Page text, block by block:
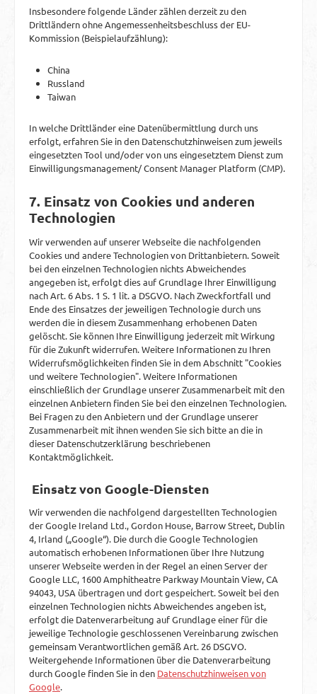
Insbesondere folgende Länder zählen derzeit zu den
Drittländern ohne Angemessenheitsbeschluss der EU-
Kommission (Beispielaufzählung):
China
Russland
Taiwan
In welche Drittländer eine Datenübermittlung durch uns
erfolgt, erfahren Sie in den Datenschutzhinweisen zum jeweils
eingesetzten Tool und/oder von uns eingesetztem Dienst zum
Einwilligungsmanagement/ Consent Manager Platform (CMP).
7. Einsatz von Cookies und anderen
Technologien
Wir verwenden auf unserer Webseite die nachfolgenden
Cookies und andere Technologien von Drittanbietern. Soweit
bei den einzelnen Technologien nichts Abweichendes
angegeben ist, erfolgt dies auf Grundlage Ihrer Einwilligung
nach Art. 6 Abs. 1 S. 1 lit. a DSGVO. Nach Zweckfortfall und
Ende des Einsatzes der jeweiligen Technologie durch uns
werden die in diesem Zusammenhang erhobenen Daten
gelöscht. Sie können Ihre Einwilligung jederzeit mit Wirkung
für die Zukunft widerrufen. Weitere Informationen zu Ihren
Widerrufsmöglichkeiten finden Sie in dem Abschnitt "Cookies
und weitere Technologien". Weitere Informationen
einschließlich der Grundlage unserer Zusammenarbeit mit den
einzelnen Anbietern finden Sie bei den einzelnen Technologien.
Bei Fragen zu den Anbietern und der Grundlage unserer
Zusammenarbeit mit ihnen wenden Sie sich bitte an die in
dieser Datenschutzerklärung beschriebenen
Kontaktmöglichkeit.
Einsatz von Google-Diensten
Wir verwenden die nachfolgend dargestellten Technologien
der Google Ireland Ltd., Gordon House, Barrow Street, Dublin
4, Irland („Google“). Die durch die Google Technologien
automatisch erhobenen Informationen über Ihre Nutzung
unserer Webseite werden in der Regel an einen Server der
Google LLC, 1600 Amphitheatre Parkway Mountain View, CA
94043, USA übertragen und dort gespeichert. Soweit bei den
einzelnen Technologien nichts Abweichendes angeben ist,
erfolgt die Datenverarbeitung auf Grundlage einer für die
jeweilige Technologie geschlossenen Vereinbarung zwischen
gemeinsam Verantwortlichen gemäß Art. 26 DSGVO.
Weitergehende Informationen über die Datenverarbeitung
durch Google finden Sie in den Datenschutzhinweisen von
Google.